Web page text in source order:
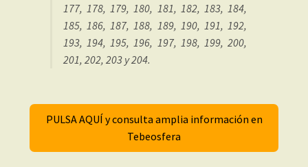
177, 178, 179, 180, 181, 182, 183, 184,
185, 186, 187, 188, 189, 190, 191, 192,
193, 194, 195, 196, 197, 198, 199, 200,
201, 202, 203 y 204.
PULSA AQUÍ y consulta amplia información en
Tebeosfera